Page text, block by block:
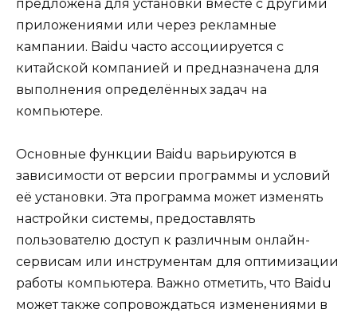
предложена для установки вместе с другими
приложениями или через рекламные
кампании. Baidu часто ассоциируется с
китайской компанией и предназначена для
выполнения определённых задач на
компьютере.
Основные функции Baidu варьируются в
зависимости от версии программы и условий
её установки. Эта программа может изменять
настройки системы, предоставлять
пользователю доступ к различным онлайн-
сервисам или инструментам для оптимизации
работы компьютера. Важно отметить, что Baidu
может также сопровождаться изменениями в